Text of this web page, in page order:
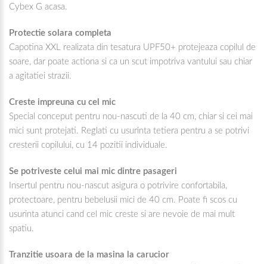
Cybex G acasa.
Protectie solara completa
Capotina XXL realizata din tesatura UPF50+ protejeaza copilul de
soare, dar poate actiona si ca un scut impotriva vantului sau chiar
a agitatiei strazii.
Creste impreuna cu cel mic
Special conceput pentru nou-nascuti de la 40 cm, chiar si cei mai
mici sunt protejati. Reglati cu usurinta tetiera pentru a se potrivi
cresterii copilului, cu 14 pozitii individuale.
Se potriveste celui mai mic dintre pasageri
Insertul pentru nou-nascut asigura o potrivire confortabila,
protectoare, pentru bebelusii mici de 40 cm. Poate fi scos cu
usurinta atunci cand cel mic creste si are nevoie de mai mult
spatiu.
Tranzitie usoara de la masina la carucior